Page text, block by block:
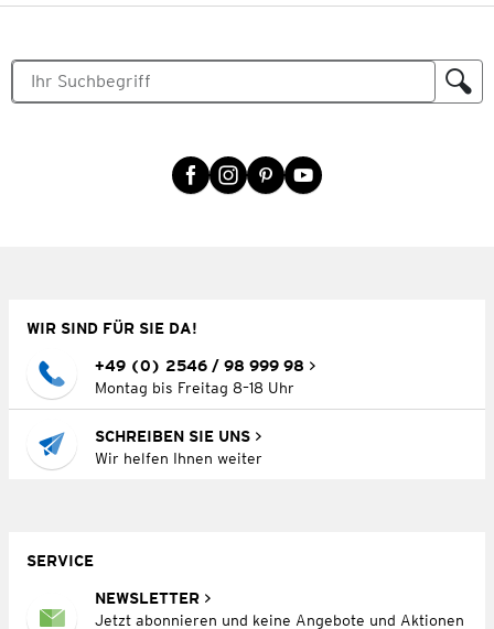
WIR SIND FÜR SIE DA!
+49 (0) 2546 / 98 999 98
Montag bis Freitag 8–18 Uhr
SCHREIBEN SIE UNS
Wir helfen Ihnen weiter
SERVICE
NEWSLETTER
Jetzt abonnieren und keine Angebote und Aktionen